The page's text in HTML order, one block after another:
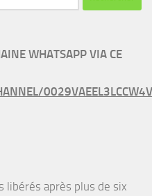
WHATSAPP VIA CE
libérés après plus de six